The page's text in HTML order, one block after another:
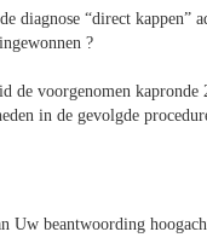
diagnose “direct kappen”
?
de voorgenomen kapronde
in de gevolgde
Uw beantwoording